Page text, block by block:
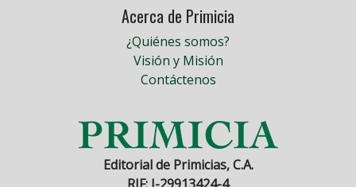
Acerca de Primicia
¿Quiénes somos?
Visión y Misión
Contáctenos
Editorial de Primicias, C.A.